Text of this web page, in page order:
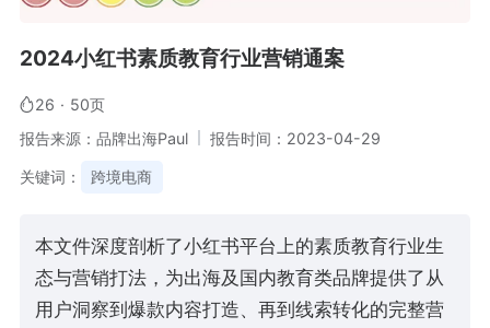
2024小红书素质教育行业营销通案
26 · 50页
报告来源：品牌出海Paul
报告时间：2023-04-29
关键词： 跨境电商
本文件深度剖析了小红书平台上的素质教育行业生
态与营销打法，为出海及国内教育类品牌提供了从
用户洞察到爆款内容打造、再到线索转化的完整营